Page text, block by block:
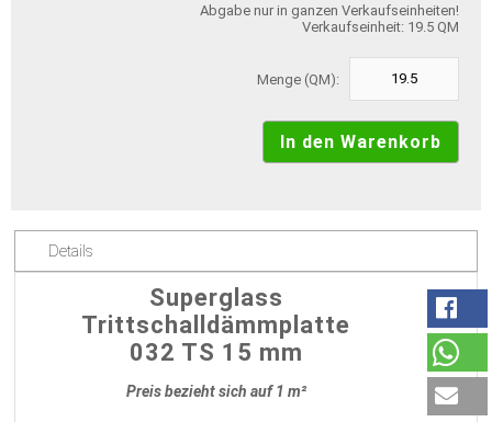
Abgabe nur in ganzen Verkaufseinheiten!
Verkaufseinheit: 19.5 QM
Menge (QM):
Details
Superglass
Trittschalldämmplatte
032 TS 15 mm
Preis bezieht sich auf 1 m²